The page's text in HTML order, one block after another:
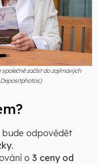
začíst do zajímavých
bude odpovědět
.
o 3 ceny od